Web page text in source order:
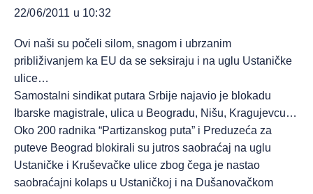
22/06/2011 u 10:32
Ovi naši su počeli silom, snagom i ubrzanim
približivanjem ka EU da se seksiraju i na uglu Ustaničke
ulice…
Samostalni sindikat putara Srbije najavio je blokadu
Ibarske magistrale, ulica u Beogradu, Nišu, Kragujevcu…
Oko 200 radnika “Partizanskog puta” i Preduzeća za
puteve Beograd blokirali su jutros saobraćaj na uglu
Ustaničke i Kruševačke ulice zbog čega je nastao
saobraćajni kolaps u Ustaničkoj i na Dušanovačkom